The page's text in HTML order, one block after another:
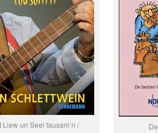
un Seel tausam‘n /